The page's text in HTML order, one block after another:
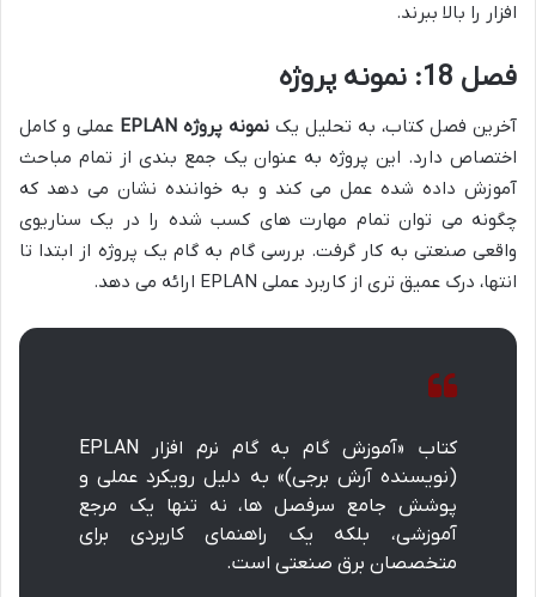
افزار را بالا ببرند.
فصل 18: نمونه پروژه
آخرین فصل کتاب، به تحلیل یک نمونه پروژه EPLAN
عملی و کامل
اختصاص دارد. این پروژه به عنوان یک جمع بندی از تمام مباحث
آموزش داده شده عمل می کند و به خواننده نشان می دهد که
چگونه می توان تمام مهارت های کسب شده را در یک سناریوی
واقعی صنعتی به کار گرفت. بررسی گام به گام یک پروژه از ابتدا تا
انتها، درک عمیق تری از کاربرد عملی EPLAN ارائه می دهد.
کتاب «آموزش گام به گام نرم افزار EPLAN
(نویسنده آرش برجی)» به دلیل رویکرد عملی و
پوشش جامع سرفصل ها، نه تنها یک مرجع
آموزشی، بلکه یک راهنمای کاربردی برای
متخصصان برق صنعتی است.